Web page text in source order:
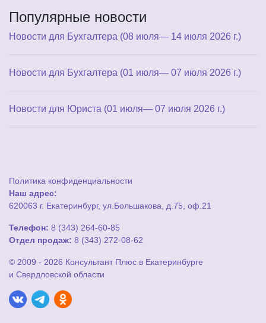
Популярные новости
Новости для Бухгалтера (08 июля— 14 июля 2026 г.)
Новости для Бухгалтера (01 июля— 07 июля 2026 г.)
Новости для Юриста (01 июля— 07 июля 2026 г.)
Политика конфиденциальности
Наш адрес:
620063 г. Екатеринбург, ул.Большакова, д.75, оф.21
Телефон: 8 (343) 264-60-85
Отдел продаж: 8 (343) 272-08-62
© 2009 - 2026 Консультант Плюс в Екатеринбурге
и Свердловской области